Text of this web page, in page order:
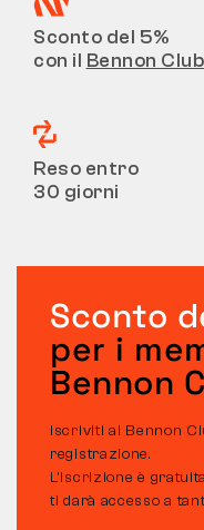
Sconto del 5%
con il Bennon Club
Reso entro
30 giorni
Sconto
per i
Bennon
Iscriviti al Bennon
registrazione.
L’iscrizione è
ti darà accesso a